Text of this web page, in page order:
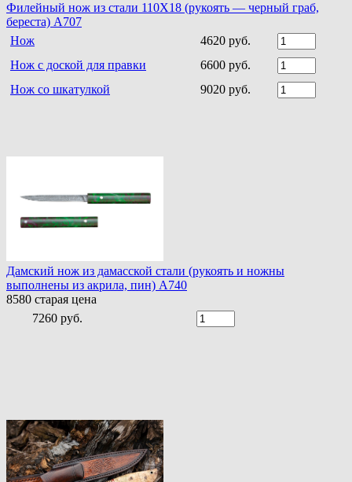
Филейный нож из стали 110Х18 (рукоять — черный граб,
береста) A707
Нож
4620 руб.
Нож с доской для правки
6600 руб.
Нож со шкатулкой
9020 руб.
Дамский нож из дамасской стали (рукоять и ножны
выполнены из акрила, пин) A740
8580 старая цена
7260 руб.